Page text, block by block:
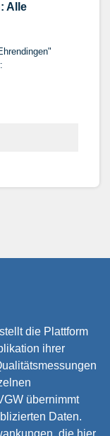
Alle
die Plattform
ihrer
übernimmt
Daten.